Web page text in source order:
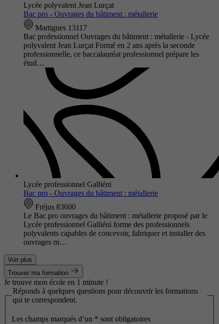
Lycée polyvalent Jean Lurçat
Bac pro - Ouvrages du bâtiment : métallerie
Martigues 13117
Bac professionnel Ouvrages du bâtiment : métallerie - Lycée
polyvalent Jean Lurçat Formé en 2 ans après la seconde
professionnelle, ce baccalauréat professionnel prépare les
étud…
Lycée professionnel Galliéni
Bac pro - Ouvrages du bâtiment : métallerie
Fréjus 83600
Le Bac pro ouvrages du bâtiment : métallerie proposé par le
Lycée professionnel Galliéni forme des professionnels
polyvalents capables de concevoir, fabriquer et installer des
ouvrages m…
Voir plus
Trouver ma formation
Je trouve mon école en 1 minute !
Réponds à quelques questions pour découvrir les formations
qui te correspondent.
Les champs marqués d’un * sont obligatoires